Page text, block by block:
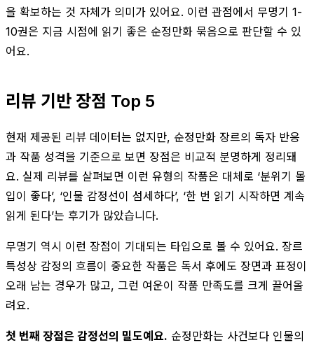
을 확보하는 것 자체가 의미가 있어요. 이런 관점에서 무명기 1-
10권은 지금 시점에 읽기 좋은 순정만화 묶음으로 판단할 수 있
어요.
리뷰 기반 장점 Top 5
현재 제공된 리뷰 데이터는 없지만, 순정만화 장르의 독자 반응
과 작품 성격을 기준으로 보면 장점은 비교적 분명하게 정리돼
요. 실제 리뷰를 살펴보면 이런 유형의 작품은 대체로 ‘분위기 몰
입이 좋다’, ‘인물 감정선이 섬세하다’, ‘한 번 읽기 시작하면 계속
읽게 된다’는 후기가 많았습니다.
무명기 역시 이런 장점이 기대되는 타입으로 볼 수 있어요. 장르
특성상 감정의 흐름이 중요한 작품은 독서 후에도 장면과 표정이
오래 남는 경우가 많고, 그런 여운이 작품 만족도를 크게 끌어올
려요.
첫 번째 장점은 감정선의 밀도예요. 순정만화는 사건보다 인물의